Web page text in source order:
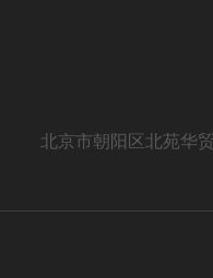
北京市朝阳区北苑华